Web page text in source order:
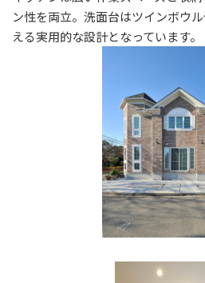
ン性を両立。洗面台はツインボウ
える実用的な設計となっています。